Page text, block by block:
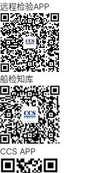
远程检验APP
船检知库
CCS APP